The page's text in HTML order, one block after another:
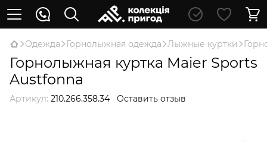
Oдежда Горнолыжная одежда Лыжные куртки
Горнолыжная куртка Maier Sports
Austfonna
Артикул: 210.266.358.34 Оставить отзыв